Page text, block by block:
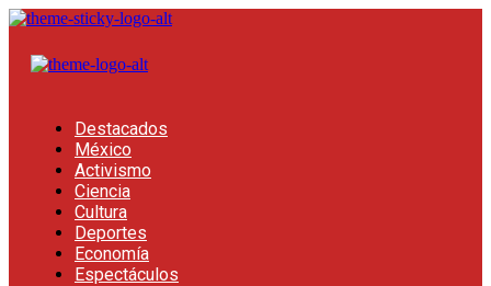
Destacados
México
Activismo
Ciencia
Cultura
Deportes
Economía
Espectáculos